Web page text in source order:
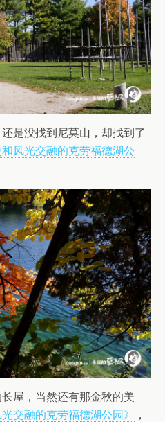
是没找到尼莫山，却找到了
和风光交融的克劳福德湖公
屋，当然还有那金秋的美
光交融的克劳福德湖公园》
，